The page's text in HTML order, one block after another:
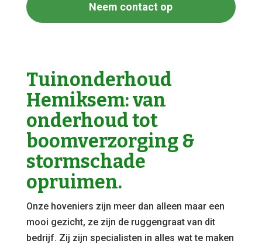
Neem contact op
Tuinonderhoud
Hemiksem: van
onderhoud tot
boomverzorging &
stormschade
opruimen.
Onze hoveniers zijn meer dan alleen maar een
mooi gezicht, ze zijn de ruggengraat van dit
bedrijf. Zij zijn specialisten in alles wat te maken